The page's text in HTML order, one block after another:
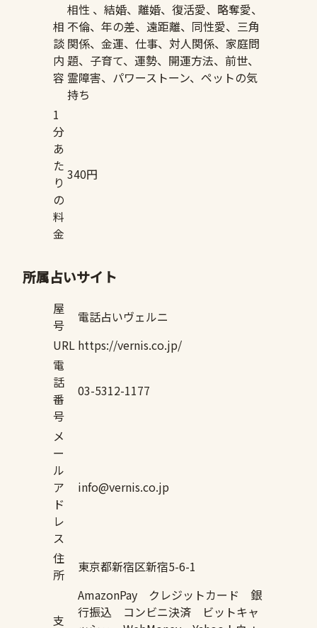
相
談
内
容
相性 、結婚、離婚、復活愛、略奪愛、
不倫、年の差、遠距離、同性愛、三角
関係、金運、仕事、対人関係、家庭問
題、子育て、運勢、開運方法、前世、
霊障害、パワーストーン、ペットの気
持ち
1
分
あ
た
り
の
料
金
340円
所属占いサイト
屋
号
電話占いヴェルニ
URL https://vernis.co.jp/
電
話
番
号
03-5312-1177
メ
ー
ル
ア
ド
レ
ス
info@vernis.co.jp
住
所
東京都新宿区新宿5-6-1
支
AmazonPay クレジットカード 銀
行振込 コンビニ決済 ビットキャ